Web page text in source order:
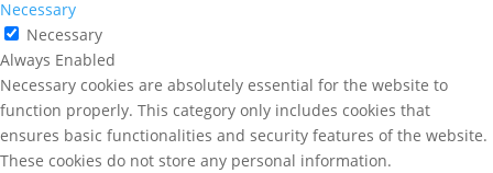
Necessary
Necessary
Always Enabled
Necessary cookies are absolutely essential for the website to
function properly. This category only includes cookies that
ensures basic functionalities and security features of the website.
These cookies do not store any personal information.